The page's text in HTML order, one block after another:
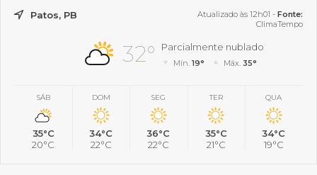
Patos, PB Atualizado às 12h01 - Fonte:
ClimaTempo
32° Parcialmente nublado
Mín.19° Máx. 35°
SÁB
35°C
20°C
DOM
34°C
22°C
SEG
36°C
22°C
TER
35°C
21°C
QUA
34°C
19°C